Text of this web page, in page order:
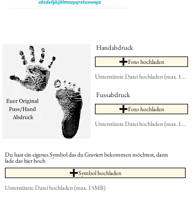
Handabdruck
Foto hochladen
Unterstützte Datei hochladen (max. 15MB)
Fussabdruck
Foto hochladen
Unterstützte Datei hochladen (max. 15MB)
Du hast ein eigenes Symbol das du Graviert bekommen möchtest, dann
lade das hier hoch
Symbol hochladen
Unterstützte Datei hochladen (max. 15MB)